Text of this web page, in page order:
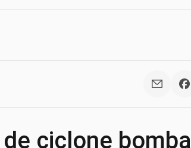
ciclone bomba